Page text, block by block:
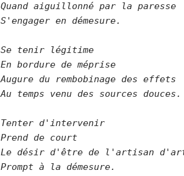
Quand aiguillonné par la
S'engager en démesure.
Se tenir légitime
En bordure de méprise
Augure du rembobinage des
Au temps venu des sources
Tenter d'intervenir
Prend de court
Le désir d'être de l'artisan
Prompt à la démesure.